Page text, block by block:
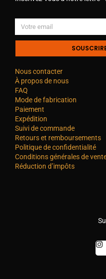
Nous contacter
À propos de nous
FAQ
Mode de fabrication
Paiement
Expédition
Suivi de commande
Retours et remboursements
Politique de confidentialité
Conditions générales de
Réduction d’impôts